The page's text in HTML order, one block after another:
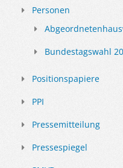
Personen
Bundestagswahl
Positionspapiere
PPI
Pressemitteilung
Pressespiegel